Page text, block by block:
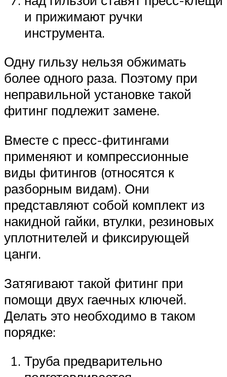
и прижимают ручки
инструмента.
Одну гильзу нельзя обжимать
более одного раза. Поэтому при
неправильной установке такой
фитинг подлежит замене.
Вместе с пресс-фитингами
применяют и компрессионные
виды фитингов (относятся к
разборным видам). Они
представляют собой комплект из
накидной гайки, втулки, резиновых
уплотнителей и фиксирующей
цанги.
Затягивают такой фитинг при
помощи двух гаечных ключей.
Делать это необходимо в таком
порядке:
Труба предварительно